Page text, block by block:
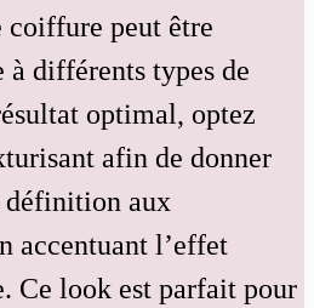
coiffure peut être
à différents types de
optimal, optez
afin de donner
définition aux
accentuant l’effet
Ce look est parfait pour